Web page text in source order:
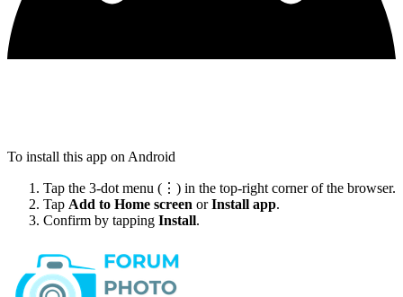
To install this app on Android
Tap the 3-dot menu (⋮) in the top-right corner of the browser.
Tap Add to Home screen orInstall app.
Confirm by tapping Install.